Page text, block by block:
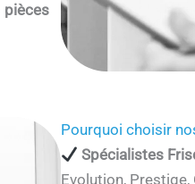
pièces
Pourquoi choisir
Spécialistes
Evolution, Prestige,